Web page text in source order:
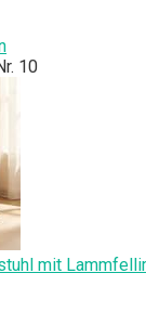
10
mit